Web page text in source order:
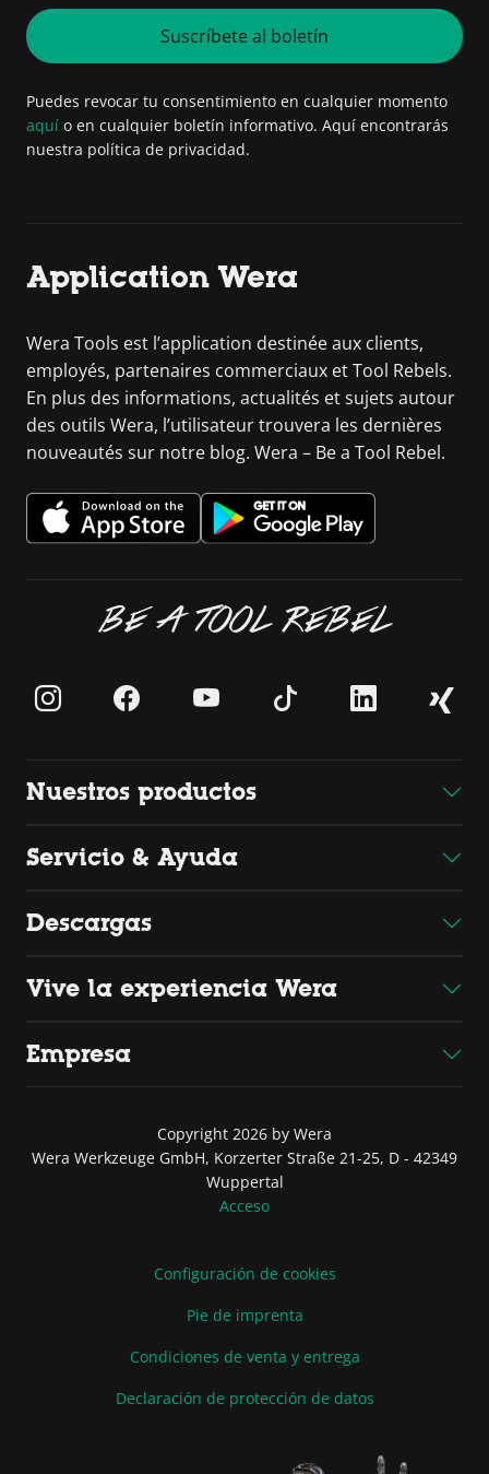
Suscríbete al boletín
Puedes revocar tu consentimiento en cualquier momento
aquí o en cualquier boletín informativo. Aquí encontrarás
nuestra política de privacidad.
Application Wera
Wera Tools est l’application destinée aux clients,
employés, partenaires commerciaux et Tool Rebels.
En plus des informations, actualités et sujets autour
des outils Wera, l’utilisateur trouvera les dernières
nouveautés sur notre blog. Wera – Be a Tool Rebel.
BE A TOOL REBEL
Nuestros productos
Servicio & Ayuda
Descargas
Vive la experiencia Wera
Empresa
Copyright 2026 by Wera
Wera Werkzeuge GmbH, Korzerter Straße 21-25, D - 42349
Wuppertal
Acceso
Configuración de cookies
Pie de imprenta
Condiciones de venta y entrega
Declaración de protección de datos